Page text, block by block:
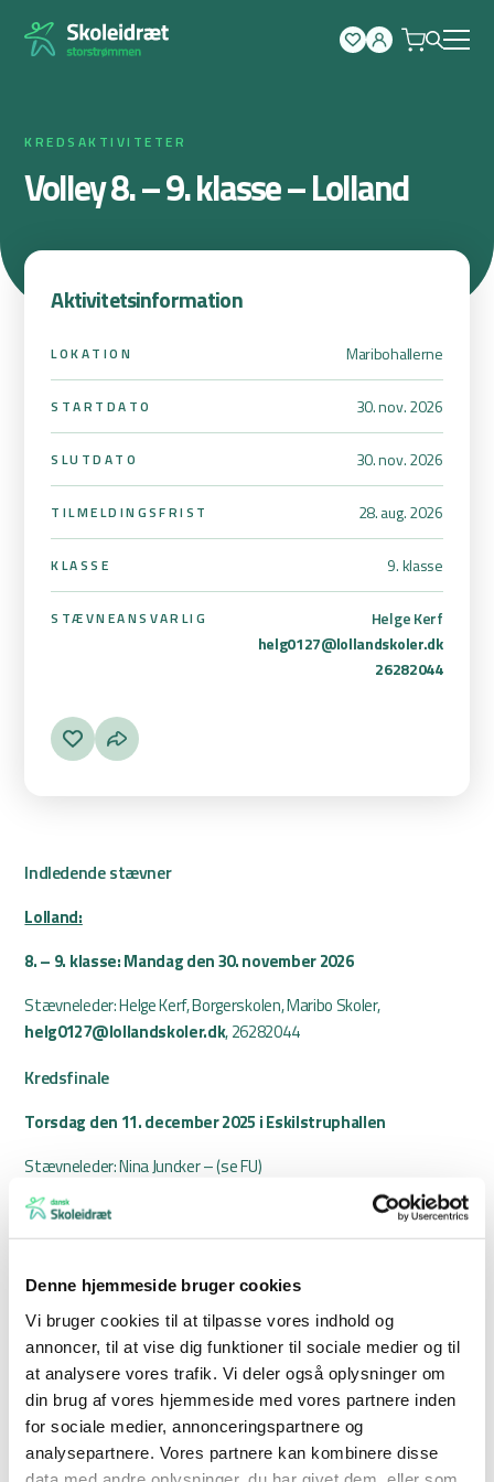
Denne hjemmeside bruger cookies
Vi bruger cookies til at tilpasse vores indhold og
annoncer, til at vise dig funktioner til sociale medier og til
at analysere vores trafik. Vi deler også oplysninger om
din brug af vores hjemmeside med vores partnere inden
for sociale medier, annonceringspartnere og
analysepartnere. Vores partnere kan kombinere disse
KREDSAKTIVITETER
Volley 8. – 9. klasse – Lolland
Aktivitetsinformation
LOKATION Maribohallerne
STARTDATO 30. nov. 2026
SLUTDATO 30. nov. 2026
TILMELDINGSFRIST 28. aug. 2026
KLASSE 9. klasse
STÆVNEANSVARLIG
Helge Kerf
helg0127@lollandskoler.dk
26282044
Indledende stævner
Lolland:
8. – 9. klasse: Mandag den 30. november 2026
Stævneleder: Helge Kerf, Borgerskolen, Maribo Skoler,
helg0127@lollandskoler.dk, 26282044
Kredsfinale
Torsdag den 11. december 2025 i Eskilstruphallen
Stævneleder: Nina Juncker – (se FU)
Der vil blive opkrævet dommergebyr på max 200 kr. pr. hold
9. – 11. marts 2027 i Kreds Bornholm, Aakirkeby
Holdsammensætning
9. klasse: Landsdækkende regler
Kampafvikling